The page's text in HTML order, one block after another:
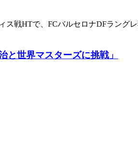
ス戦HTで、FCバルセロナDFラン
世界マスターズに挑戦」